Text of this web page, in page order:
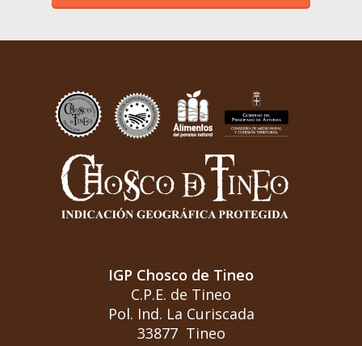
IGP Chosco de Tineo
C.P.E. de Tineo
Pol. Ind. La Curiscada
33877 Tineo